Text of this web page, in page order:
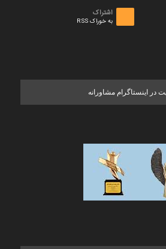
اشتراک
به خوراک RSS
در اینستاگرام مشاورانه